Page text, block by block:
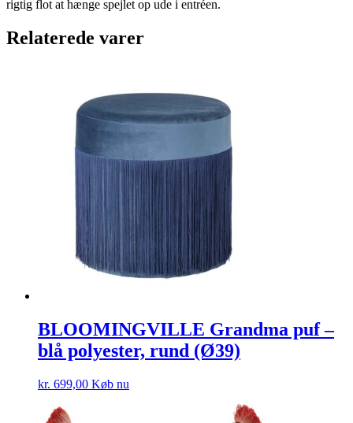
rigtig flot at hænge spejlet op ude i entréen.
Relaterede varer
BLOOMINGVILLE Grandma puf –
blå polyester, rund (Ø39)
kr. 699,00 Køb nu